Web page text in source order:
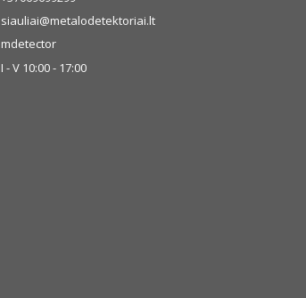
siauliai@metalodetektoriai.lt
mdetector
I - V 10:00 - 17:00